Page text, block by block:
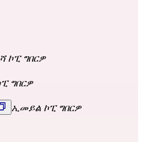
ኮፒ ግበርዎ
ግበርዎ
ኢመይል ኮፒ ግበርዎ